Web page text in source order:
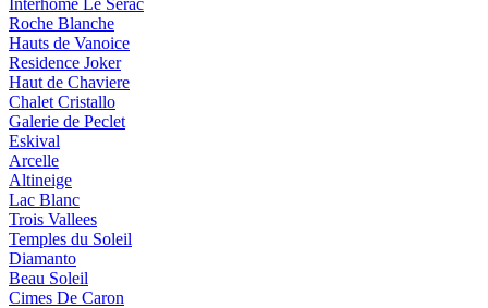
Roche Blanche
Hauts de Vanoice
Residence Joker
Haut de Chaviere
Chalet Cristallo
Galerie de Peclet
Eskival
Arcelle
Altineige
Lac Blanc
Trois Vallees
Temples du Soleil
Diamanto
Beau Soleil
Cimes De Caron